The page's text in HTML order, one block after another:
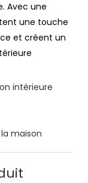
Avec une
une touche
et créent un
intérieure
maison